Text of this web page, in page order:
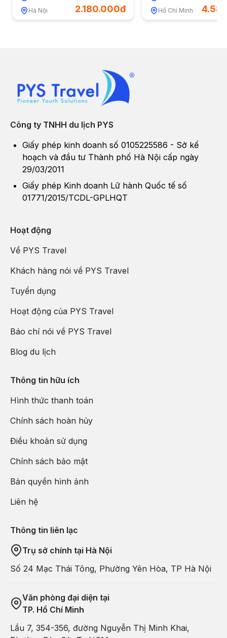
Hà Nội
2.180.000đ
Hồ Chí Minh
Công ty TNHH du lịch PYS
Giấy phép kinh doanh số 0105225586 - Sở kế
hoạch và đầu tư Thành phố Hà Nội cấp ngày
29/03/2011
Giấy phép Kinh doanh Lữ hành Quốc tế số
01771/2015/TCDL-GPLHQT
Hoạt động
Về PYS Travel
Khách hàng nói về PYS Travel
Tuyển dụng
Hoạt động của PYS Travel
Báo chí nói về PYS Travel
Blog du lịch
Thông tin hữu ích
Hình thức thanh toán
Chính sách hoàn hủy
Điều khoản sử dụng
Chính sách bảo mật
Bản quyền hình ảnh
Liên hệ
Thông tin liên lạc
Trụ sở chính tại Hà Nội
Số 24 Mạc Thái Tông, Phường Yên Hòa, TP Hà Nội
Văn phòng đại diện tại
TP. Hồ Chí Minh
Lầu 7, 354-356, đường Nguyễn Thị Minh Khai,